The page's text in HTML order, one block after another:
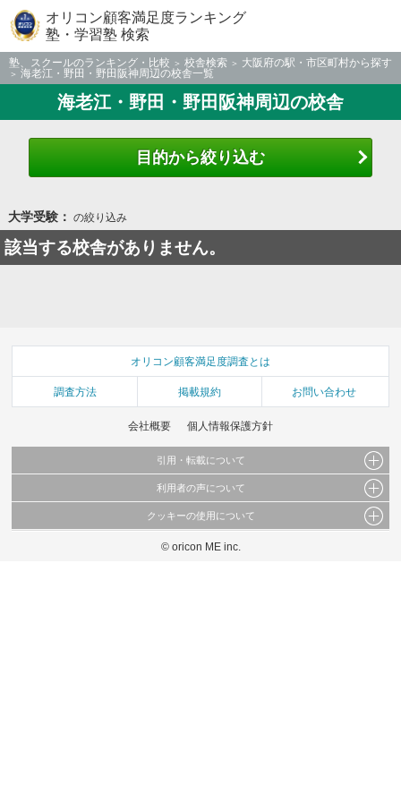
オリコン顧客満足度ランキング
塾・学習塾 検索
塾、スクールのランキング・比較 校舎検索
大阪府の駅・市区町村から探す
海老江・野田・野田阪神周辺の校舎一覧
海老江・野田・野田阪神周辺の校舎
目的から絞り込む
大学受験： の絞り込み
該当する校舎がありません。
オリコン顧客満足度調査とは
調査方法 掲載規約 お問い合わせ
会社概要 個人情報保護方針
引用・転載について
当サイトで公開されている情報（文字、写真、イラスト、画像データ等）及びこれらの配
これらの情報を権利者の許可なく無断転載・複製などの二次利用を行うことは固く禁じて
利用者の声について
当サイトに掲載している内容はすべてサービスの利用者が提出された見解・感想です。
弊社の見解・ 意見ではないことをご理解いただいた上でご覧ください。
クッキーの使用について
このサイトでは Cookie を使用して、ユーザーに合わせたコンテンツや広告の表示、ソー
© oricon ME inc.